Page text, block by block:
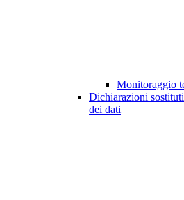
Monitoraggio
Dichiarazioni
dei dati